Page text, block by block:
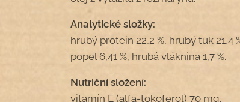
Analytické složky:
hrubý protein 22,2 %, hrubý tuk 21,4
popel 6,41 %, hrubá vláknina 1,7 %.
Nutriční složení:
vitamín E (alfa-tokoferol) 70 mg.